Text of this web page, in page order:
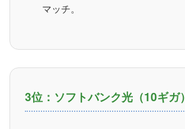
マッチ。
3位：ソフトバンク光（10ギガ）